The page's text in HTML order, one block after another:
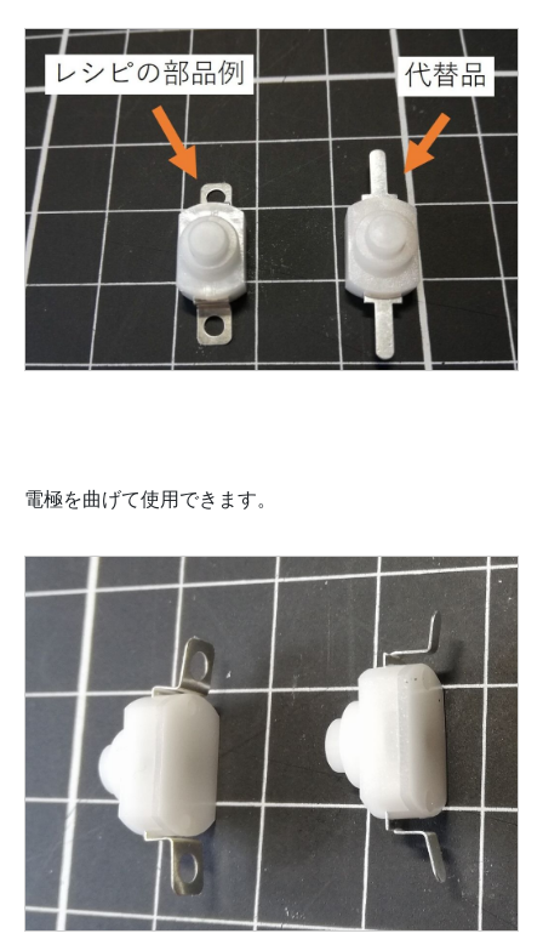
電極を曲げて使用できます。